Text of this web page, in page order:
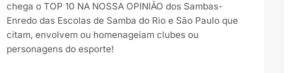
chega o TOP 10 NA NOSSA OPINIÃO dos Sambas-
Enredo das Escolas de Samba do Rio e São Paulo que
citam, envolvem ou homenageiam clubes ou
personagens do esporte!